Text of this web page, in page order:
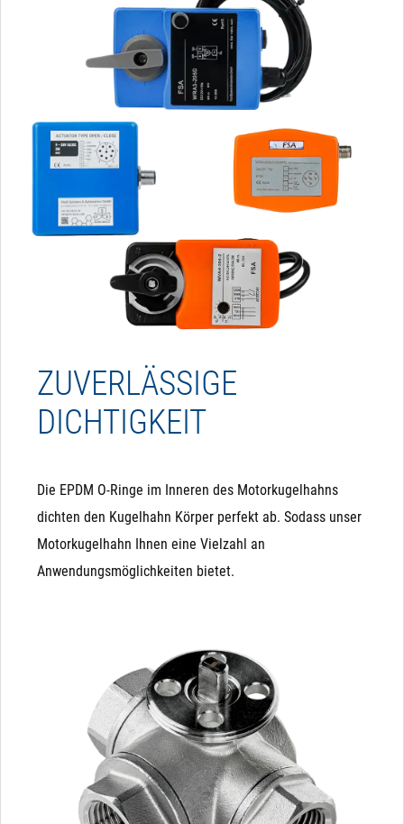
ZUVERLÄSSIGE
DICHTIGKEIT
Die EPDM O-Ringe im Inneren des Motorkugelhahns
dichten den Kugelhahn Körper perfekt ab. Sodass unser
Motorkugelhahn Ihnen eine Vielzahl an
Anwendungsmöglichkeiten bietet.